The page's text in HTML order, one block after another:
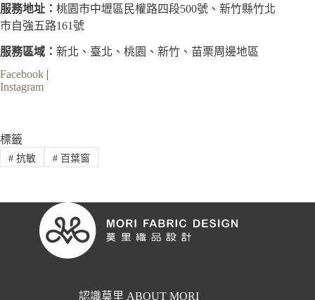
服務地址： 桃園市中壢區民權路四段500號、新竹縣竹北
市自強五路161號
服務區域： 新北、臺北、桃園、新竹、苗栗周邊地區
Facebook |
Instagram
標籤
#抗敏 #百葉窗
認識莫里 ABOUT MORI